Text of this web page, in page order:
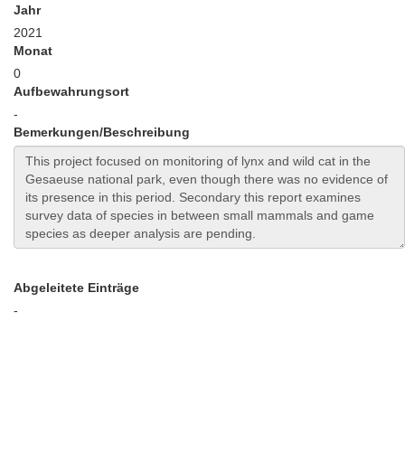
Jahr
2021
Monat
0
Aufbewahrungsort
-
Bemerkungen/Beschreibung
Abgeleitete Einträge
-